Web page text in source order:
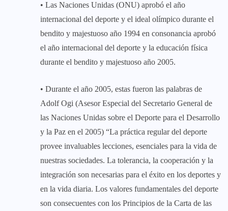
• Las Naciones Unidas (ONU) aprobó el año
internacional del deporte y el ideal olímpico durante el
bendito y majestuoso año 1994 en consonancia aprobó
el año internacional del deporte y la educación física
durante el bendito y majestuoso año 2005.
• Durante el año 2005, estas fueron las palabras de
Adolf Ogi (Asesor Especial del Secretario General de
las Naciones Unidas sobre el Deporte para el Desarrollo
y la Paz en el 2005) “La práctica regular del deporte
provee invaluables lecciones, esenciales para la vida de
nuestras sociedades. La tolerancia, la cooperación y la
integración son necesarias para el éxito en los deportes y
en la vida diaria. Los valores fundamentales del deporte
son consecuentes con los Principios de la Carta de las